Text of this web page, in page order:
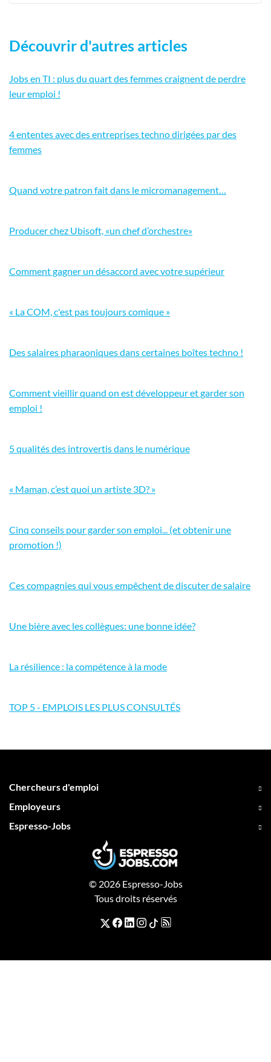
Découvrir d'autres articles
Jobs en TI : plus du quart des femmes craignent de perdre
leur emploi !
4 ententes avec des entreprises techno dirigées par des
femmes
Quand votre patron fait dans le micromanagement…
Producer chez Ubisoft, «un chef d’orchestre»
Comment gagner un désaccord avec votre supérieur
« La COM, c'est pas toujours comique »
Des salaires pharaoniques dans certaines boîtes techno !
Comment vieillir quand on est développeur et garder son
emploi !
5 qualités des introvertis dans le numérique
« Maman, c’est quoi un artiste 3D? »
Cinq conseils pour garder son emploi... (et obtenir une
promotion !)
Ces compagnies qui vous empêchent de discuter de salaire
Une bière avec les collègues: une bonne idée?
La résilience : la compétence à la mode
TOP 5 - EMPLOIS LES PLUS CONSULTÉS
Chercheurs d'emploi
Employeurs
Espresso-Jobs
© 2026 Espresso-Jobs
Tous droits réservés